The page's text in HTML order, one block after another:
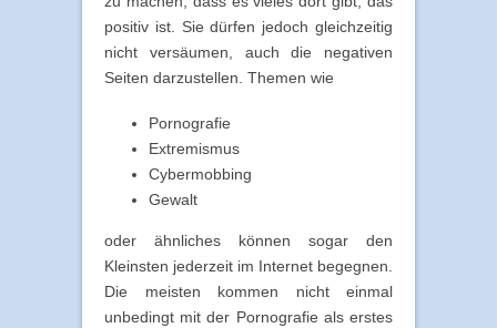
positiv ist. Sie dürfen jedoch gleichzeitig
nicht versäumen, auch die negativen
Seiten darzustellen. Themen wie
Pornografie
Extremismus
Cybermobbing
Gewalt
oder ähnliches können sogar den
Kleinsten jederzeit im Internet begegnen.
Die meisten kommen nicht einmal
unbedingt mit der Pornografie als erstes